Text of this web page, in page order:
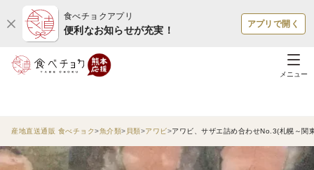
食べチョクアプリ
便利なお知らせが充実！
アプリで開く
メニュー
産地直送通販 食べチョク 魚介類 貝類 アワビ アワビ、サザエ詰め合わせNo.3(札幌～関